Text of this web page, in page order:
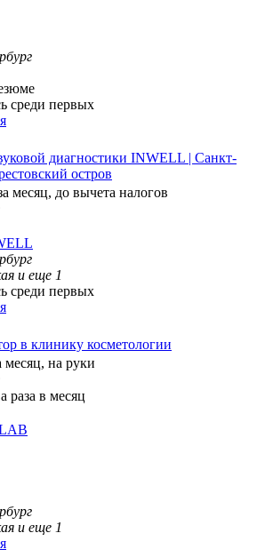
среди первых
диагностики INWELL | Санкт-
остров
месяц, до вычета налогов
и еще 1
среди первых
в клинику косметологии
месяц, на руки
в месяц
и еще 1